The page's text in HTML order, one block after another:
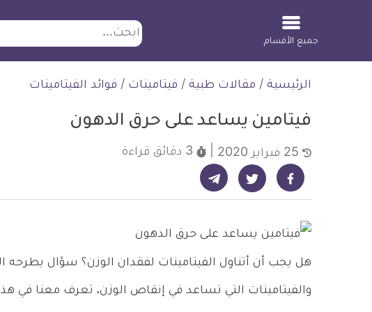
ابحث
جميع الأقسام
الرئيسية / مقالات طبية / فيتامينات / فوائد الفيتامينات
فيتامين يساعد على حرق الدهون
3 دقائق قراءة
شارك على فيسبوك - ديلي ميديكال انفو شارك على تويتر - ديلي ميديكال انفو شارك على تيليجرام - ديلي ميديكال انفو
هل يجب أن أتناول الفيتامينات لفقدان الوزن؟ سؤال يطرحه
والفيتامينات التي تساعد في إنقاص الوزن، تعرف معنا في